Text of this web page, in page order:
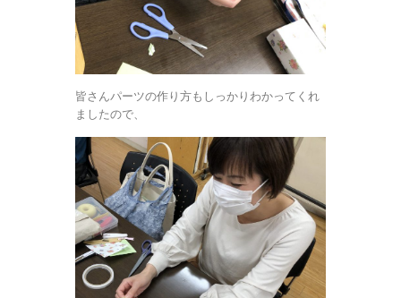
皆さんパーツの作り方もしっかりわかってくれ
ましたので、